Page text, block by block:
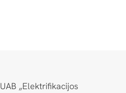
UAB „Elektrifikacijos